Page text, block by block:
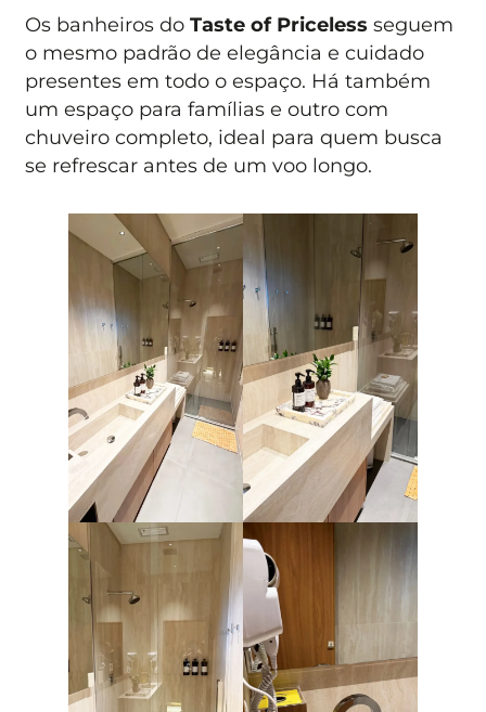
Os banheiros do Taste of Priceless seguem
o mesmo padrão de elegância e cuidado
presentes em todo o espaço. Há também
um espaço para famílias e outro com
chuveiro completo, ideal para quem busca
se refrescar antes de um voo longo.